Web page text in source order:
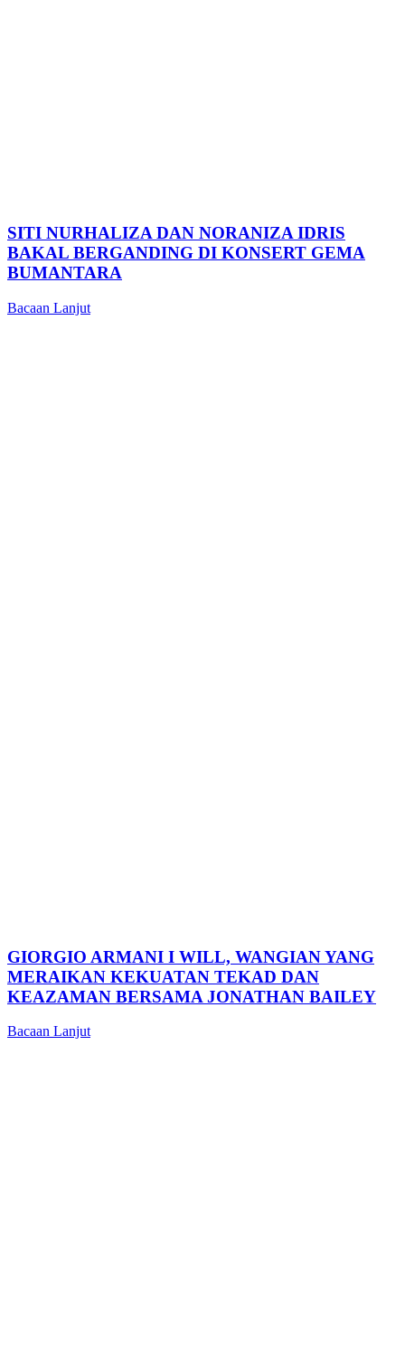
SITI NURHALIZA DAN NORANIZA IDRIS
BAKAL BERGANDING DI KONSERT GEMA
BUMANTARA
Bacaan Lanjut
GIORGIO ARMANI I WILL, WANGIAN YANG
MERAIKAN KEKUATAN TEKAD DAN
KEAZAMAN BERSAMA JONATHAN BAILEY
Bacaan Lanjut